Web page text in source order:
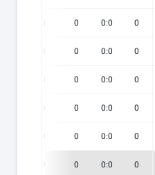
0
0:0
0
0
0:0
0
0
0:0
0
0
0:0
0
0
0:0
0
0
0:0
0